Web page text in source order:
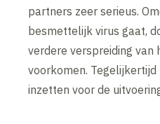
partners zeer serieus.
besmettelijk virus gaat,
verdere verspreiding van
voorkomen.
inzetten voor de